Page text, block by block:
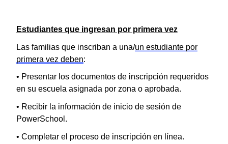
Estudiantes que ingresan por primera vez
Las familias que inscriban a una/un estudiante por
primera vez deben:
• Presentar los documentos de inscripción requeridos
en su escuela asignada por zona o aprobada.
• Recibir la información de inicio de sesión de
PowerSchool.
• Completar el proceso de inscripción en línea.